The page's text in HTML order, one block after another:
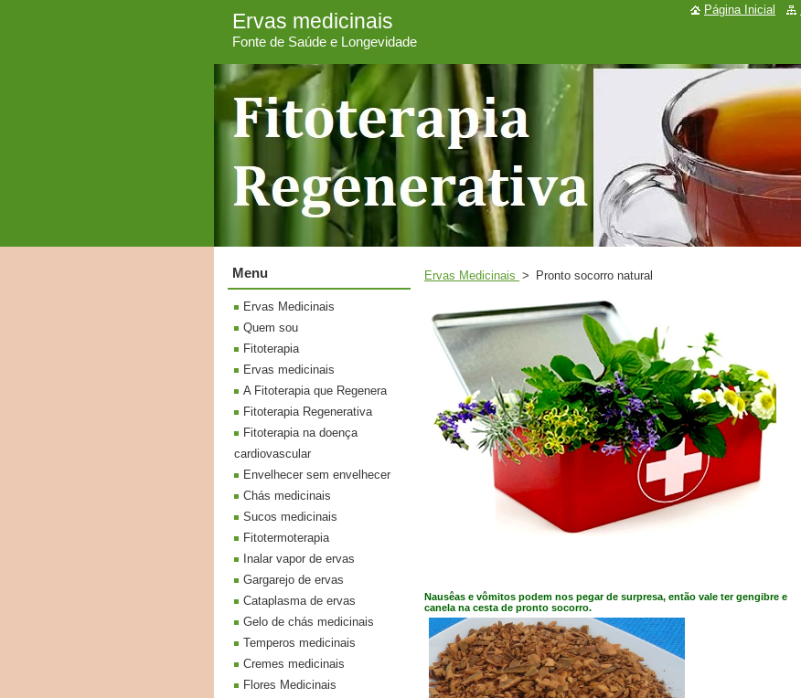
Ervas medicinais
Fonte de Saúde e Longevidade
Ervas Medicinais > Pronto socorro natural
Nausêas e vômitos podem nos pegar de surpresa, então vale tergengibre e
canela na cesta de pronto socorro.
Menu
Ervas Medicinais
Quem sou
Fitoterapia
Ervas medicinais
A Fitoterapia que Regenera
Fitoterapia Regenerativa
Fitoterapia na doença
cardiovascular
Envelhecer sem envelhecer
Chás medicinais
Sucos medicinais
Fitotermoterapia
Inalar vapor de ervas
Gargarejo de ervas
Cataplasma de ervas
Gelo de chás medicinais
Temperos medicinais
Cremes medicinais
Flores Medicinais
Página Inicial